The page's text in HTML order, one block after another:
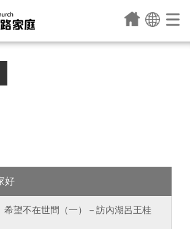
好
希望不在世間（一）－訪內湖呂王桂